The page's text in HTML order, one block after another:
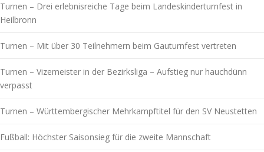
Turnen – Drei erlebnisreiche Tage beim Landeskinderturnfest in
Heilbronn
Turnen – Mit über 30 Teilnehmern beim Gauturnfest vertreten
Turnen – Vizemeister in der Bezirksliga – Aufstieg nur hauchdünn
verpasst
Turnen – Württembergischer Mehrkampftitel für den SV Neustetten
Fußball: Höchster Saisonsieg für die zweite Mannschaft